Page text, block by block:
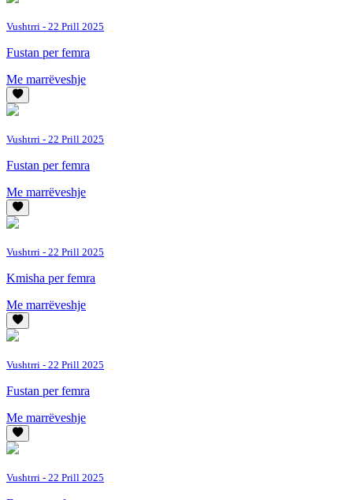
Vushtrri - 22 Prill 2025
Fustan per femra
Me marrëveshje
Vushtrri - 22 Prill 2025
Fustan per femra
Me marrëveshje
Vushtrri - 22 Prill 2025
Kmisha per femra
Me marrëveshje
Vushtrri - 22 Prill 2025
Fustan per femra
Me marrëveshje
Vushtrri - 22 Prill 2025